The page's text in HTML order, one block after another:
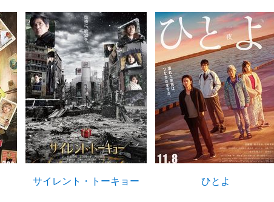
サイレント・トーキョー ひとよ